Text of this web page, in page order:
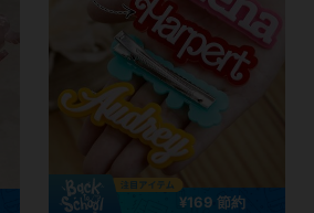
¥169 節約